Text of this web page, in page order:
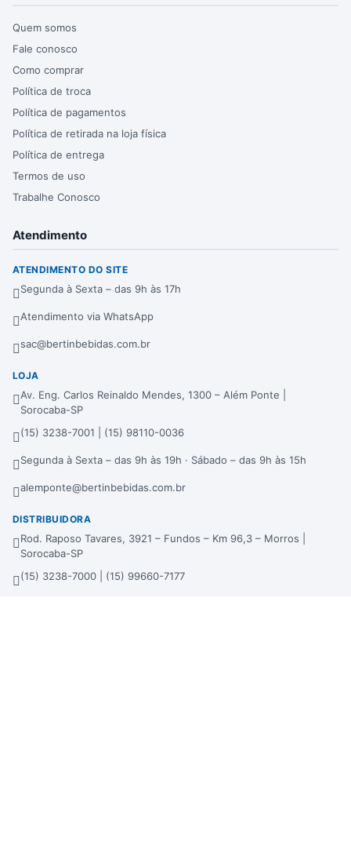
Quem somos
Fale conosco
Como comprar
Política de troca
Política de pagamentos
Política de retirada na loja física
Política de entrega
Termos de uso
Trabalhe Conosco
Atendimento
ATENDIMENTO DO SITE
Segunda à Sexta – das 9h às 17h
Atendimento via WhatsApp
sac@bertinbebidas.com.br
LOJA
Av. Eng. Carlos Reinaldo Mendes, 1300 – Além Ponte |
Sorocaba-SP
(15) 3238-7001 | (15) 98110-0036
Segunda à Sexta – das 9h às 19h · Sábado – das 9h às 15h
alemponte@bertinbebidas.com.br
DISTRIBUIDORA
Rod. Raposo Tavares, 3921 – Fundos – Km 96,3 – Morros |
Sorocaba-SP
(15) 3238-7000 | (15) 99660-7177